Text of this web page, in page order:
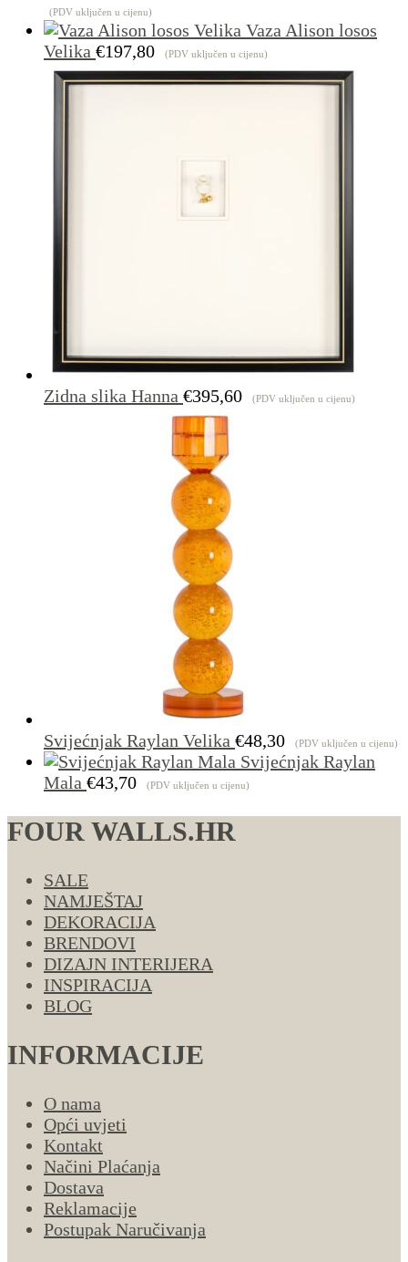
od
(PDV uključen u cijenu)
Vaza Alison losos
Velika €197,80 (PDV uključen u cijenu)
Zidna slika Hanna €395,60 (PDV uključen u cijenu)
Svijećnjak Raylan Velika €48,30 (PDV uključen u cijenu)
Svijećnjak Raylan
Mala €43,70 (PDV uključen u cijenu)
FOUR WALLS.HR
SALE
NAMJEŠTAJ
DEKORACIJA
BRENDOVI
DIZAJN INTERIJERA
INSPIRACIJA
BLOG
INFORMACIJE
O nama
Opći uvjeti
Kontakt
Načini Plaćanja
Dostava
Reklamacije
Postupak Naručivanja